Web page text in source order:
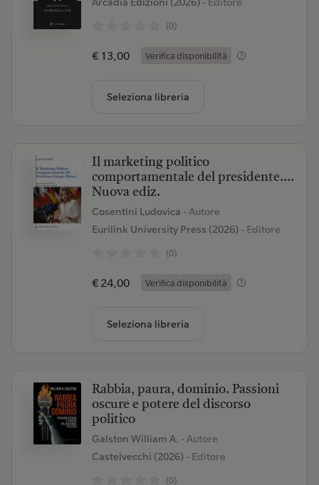
(0)
€ 13,00 Verifica disponibilità
Seleziona libreria
Il marketing politico
comportamentale del presidente....
Nuova ediz.
Cosentini Ludovica - Autore
Eurilink University Press (2026)- Editore
(0)
€ 24,00 Verifica disponibilità
Seleziona libreria
Rabbia, paura, dominio. Passioni
oscure e potere del discorso
politico
Galston William A. - Autore
Castelvecchi (2026)- Editore
(0)